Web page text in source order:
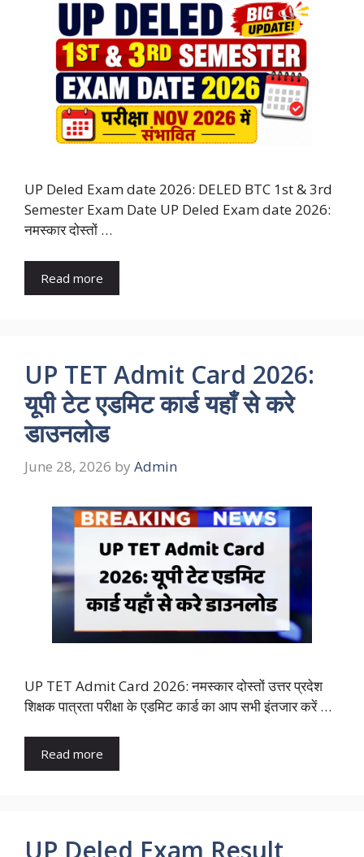
UP Deled Exam date 2026: DELED BTC 1st & 3rd
Semester Exam Date UP Deled Exam date 2026:
नमस्कार दोस्तों …
Read more
UP TET Admit Card 2026:
यूपी टेट एडमिट कार्ड यहाँ से करे
डाउनलोड
June 28, 2026 by Admin
UP TET Admit Card 2026: नमस्कार दोस्तों उत्तर प्रदेश
शिक्षक पात्रता परीक्षा के एडमिट कार्ड का आप सभी इंतजार करें …
Read more
UP Deled Exam Result